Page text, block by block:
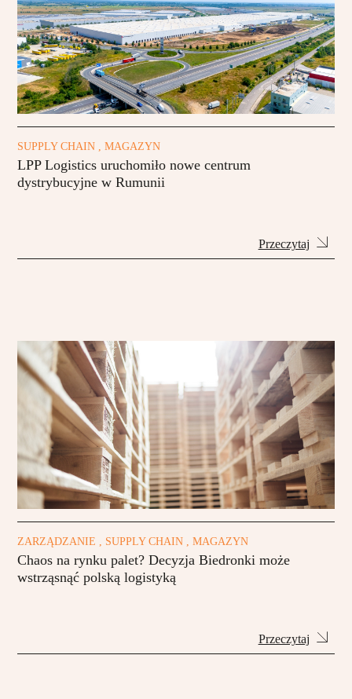
SUPPLY CHAIN , MAGAZYN
LPP Logistics uruchomiło nowe centrum
dystrybucyjne w Rumunii
Przeczytaj
ZARZĄDZANIE , SUPPLY CHAIN , MAGAZYN
Chaos na rynku palet? Decyzja Biedronki może
wstrząsnąć polską logistyką
Przeczytaj